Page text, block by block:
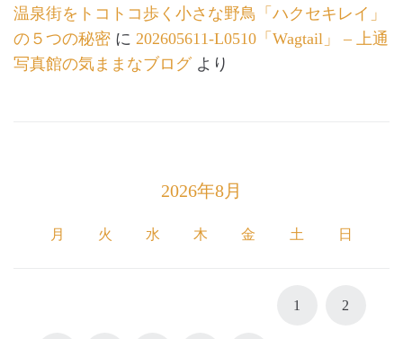
温泉街をトコトコ歩く小さな野鳥「ハクセキレイ」
の５つの秘密 に 202605611-L0510「Wagtail」 – 上通
写真館の気ままなブログより
2026年8月
月 火 水 木 金 土 日
1 2